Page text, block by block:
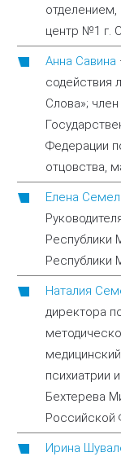
отделением,
центр №1 г.
Анна Савина
содействия
Слова»;
Федерации
отцовства,
Елена
Республики
Республики
Наталия
директора
психиатрии
Бехтерева
Российской
Ирина